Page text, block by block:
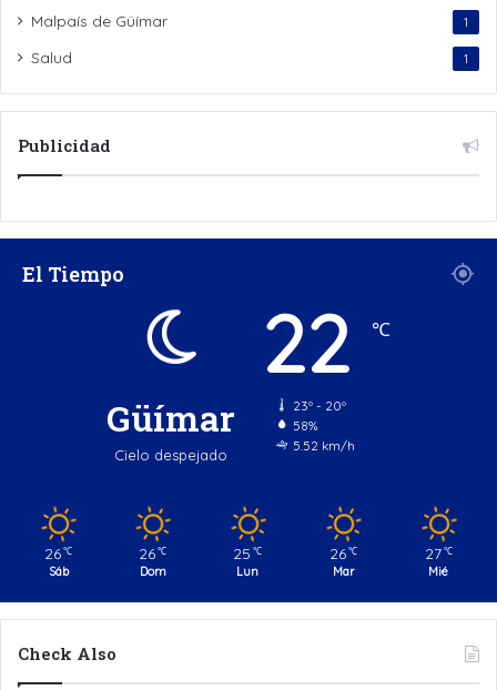
Malpaís de Güímar 1
Salud 1
Publicidad
El Tiempo
Güímar
Cielo despejado
22 ℃
23º - 20º
58%
5.52 km/h
26 ℃
Sáb
26 ℃
Dom
25 ℃
Lun
26 ℃
Mar
27 ℃
Mié
Check Also